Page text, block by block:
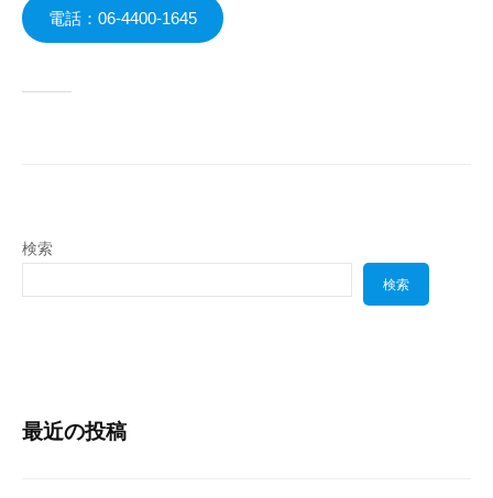
電話：06-4400-1645
検索
検索
最近の投稿